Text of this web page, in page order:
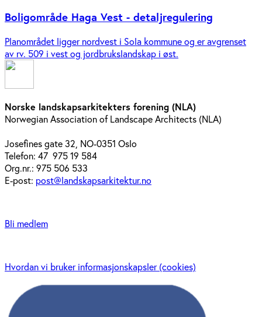
Boligområde Haga Vest - detaljregulering
Planområdet ligger nordvest i Sola kommune og er avgrenset
av rv. 509 i vest og jordbrukslandskap i øst.
Norske landskapsarkitekters forening (NLA)
Norwegian Association of Landscape Architects (NLA)
Josefines gate 32, NO-0351 Oslo
Telefon: 47 975 19 584
Org.nr.: 975 506 533
E-post: post@landskapsarkitektur.no
Bli medlem
Hvordan vi bruker informasjonskapsler (cookies)